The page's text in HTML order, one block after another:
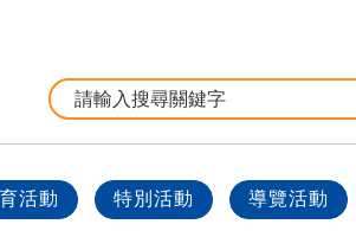
活動 特別活動 導覽活動